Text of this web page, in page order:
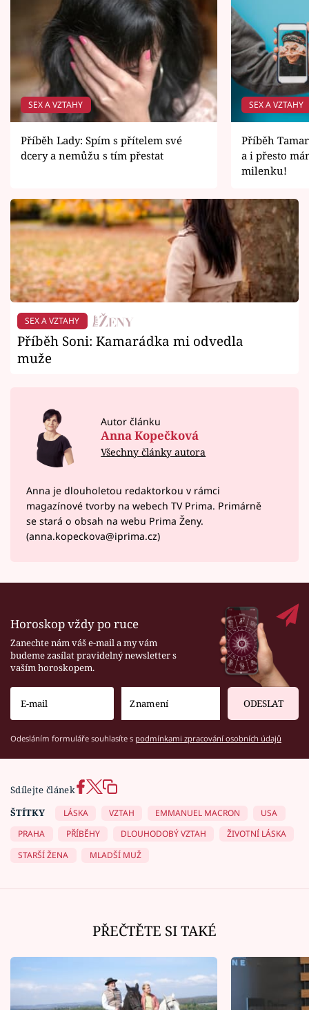
SEX A VZTAHY
Příběh Lady: Spím s přítelem své
dcery a nemůžu s tím přestat
SEX A VZTAHY
Příběh
a i přesto
milenku!
SEX A VZTAHY
Příběh Soni: Kamarádka mi odvedla
muže
Autor článku
Anna Kopečková
Všechny články autora
Anna je dlouholetou redaktorkou v rámci
magazínové tvorby na webech TV Prima. Primárně
se stará o obsah na webu Prima Ženy.
(anna.kopeckova@iprima.cz)
Horoskop vždy po ruce
Zanechte nám váš e-mail a my vám
budeme zasílat pravidelný newsletter s
vaším horoskopem.
ODESLAT
Odesláním formuláře souhlasíte s podmínkami zpracování osobních údajů
Sdílejte článek
ŠTÍTKY
LÁSKA VZTAH EMMANUEL MACRON
USA
PRAHA
PŘÍBĚHY DLOUHODOBÝ VZTAH
ŽIVOTNÍ LÁSKA
STARŠÍ ŽENA
MLADŠÍ MUŽ
PŘEČTĚTE SI TAKÉ